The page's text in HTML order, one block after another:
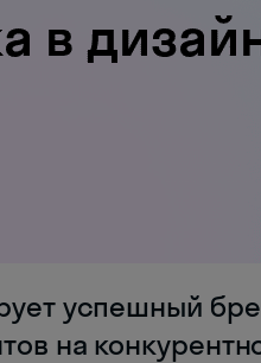
успешный
на